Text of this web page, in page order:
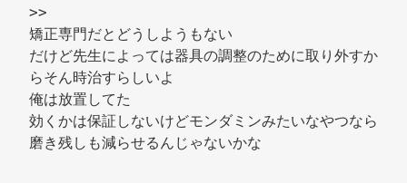
>>
矯正専門だとどうしようもない
だけど先生によっては器具の調整のために取り外すか
らそん時治すらしいよ
俺は放置してた
効くかは保証しないけどモンダミンみたいなやつなら
磨き残しも減らせるんじゃないかな